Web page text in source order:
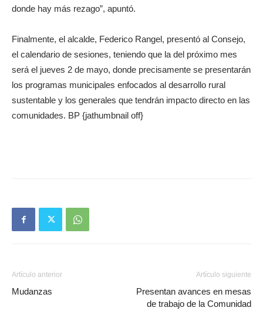
donde hay más rezago”, apuntó.
Finalmente, el alcalde, Federico Rangel, presentó al Consejo,
el calendario de sesiones, teniendo que la del próximo mes
será el jueves 2 de mayo, donde precisamente se presentarán
los programas municipales enfocados al desarrollo rural
sustentable y los generales que tendrán impacto directo en las
comunidades. BP {jathumbnail off}
Artículo anterior
Mudanzas
Artículo siguiente
Presentan avances en mesas
de trabajo de la Comunidad